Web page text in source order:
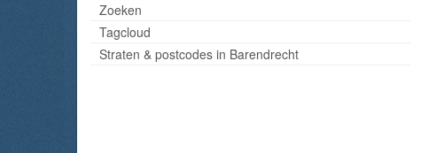
Zoeken
Tagcloud
Straten & postcodes in Barendrecht